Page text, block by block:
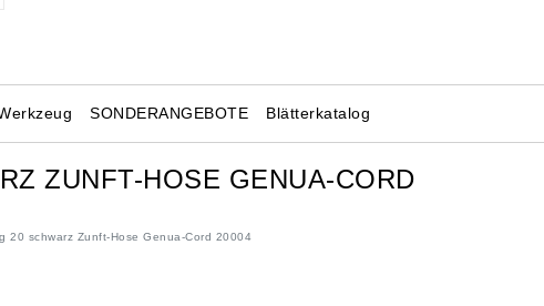
Blätterkatalog
SONDERANGEBOTE
ZUNFT-HOSE GENUA-CORD
20 schwarz Zunft-Hose Genua-Cord 20004